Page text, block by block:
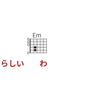
ら しい
Em
わ